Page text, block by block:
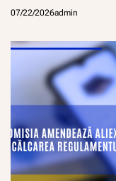
07/22/2026admin